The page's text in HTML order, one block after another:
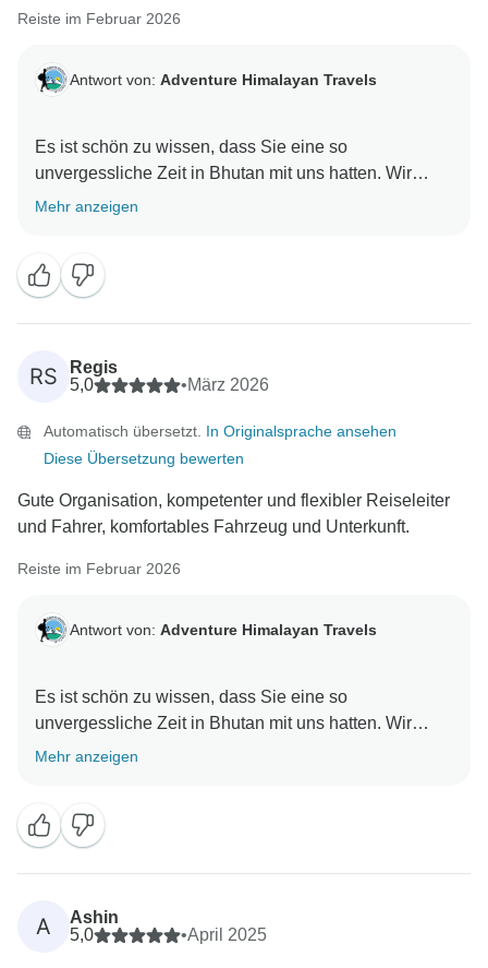
Reiste im Februar 2026
Antwort von: Adventure Himalayan Travels
Es ist schön zu wissen, dass Sie eine so
unvergessliche Zeit in Bhutan mit uns hatten. Wir
danken Ihnen für Ihre freundlichen und wertvollen
Mehr anzeigen
RS
Regis
5,0
•März 2026
Automatisch übersetzt. In Originalsprache ansehen
Diese Übersetzung bewerten
Gute Organisation, kompetenter und flexibler Reiseleiter
und Fahrer, komfortables Fahrzeug und Unterkunft.
Reiste im Februar 2026
Antwort von: Adventure Himalayan Travels
Es ist schön zu wissen, dass Sie eine so
unvergessliche Zeit in Bhutan mit uns hatten. Wir
danken Ihnen für Ihre freundlichen und wertvollen
Mehr anzeigen
A
Ashin
5,0
•April 2025